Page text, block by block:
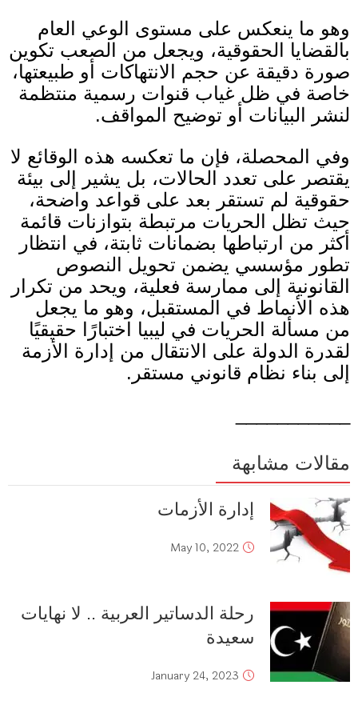
وهو ما ينعكس على مستوى الوعي العام
بالقضايا الحقوقية، ويجعل من الصعب تكوين
صورة دقيقة عن حجم الانتهاكات أو طبيعتها،
خاصة في ظل غياب قنوات رسمية منتظمة
لنشر البيانات أو توضيح المواقف.
وفي المحصلة، فإن ما تعكسه هذه الوقائع لا
يقتصر على تعدد الحالات، بل يشير إلى بيئة
حقوقية لم تستقر بعد على قواعد واضحة،
حيث تظل الحريات مرتبطة بتوازنات قائمة
أكثر من ارتباطها بضمانات ثابتة، في انتظار
تطور مؤسسي يضمن تحويل النصوص
القانونية إلى ممارسة فعلية، ويحد من تكرار
هذه الأنماط في المستقبل، وهو ما يجعل
من مسألة الحريات في ليبيا اختبارًا حقيقيًا
لقدرة الدولة على الانتقال من إدارة الأزمة
إلى بناء نظام قانوني مستقر .
مقالات مشابهة
إدارة الأزمات
May 10, 2022
رحلة الدساتير العربية .. لا نهايات
سعيدة
January 24, 2023